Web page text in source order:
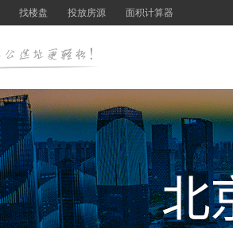
找楼盘 投放房源 面积计算器